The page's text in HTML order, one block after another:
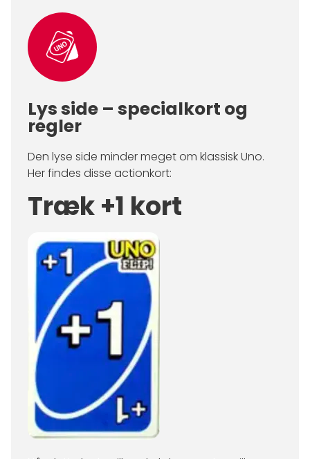
Lys side – specialkort og
regler
Den lyse side minder meget om klassisk Uno.
Her findes disse actionkort:
Træk +1 kort